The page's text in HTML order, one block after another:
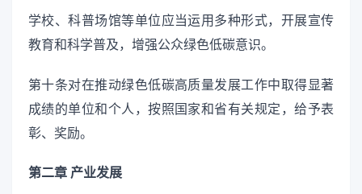
学校、科普场馆等单位应当运用多种形式，开展宣传
教育和科学普及，增强公众绿色低碳意识。
第十条对在推动绿色低碳高质量发展工作中取得显著
成绩的单位和个人，按照国家和省有关规定，给予表
彰、奖励。
第二章 产业发展